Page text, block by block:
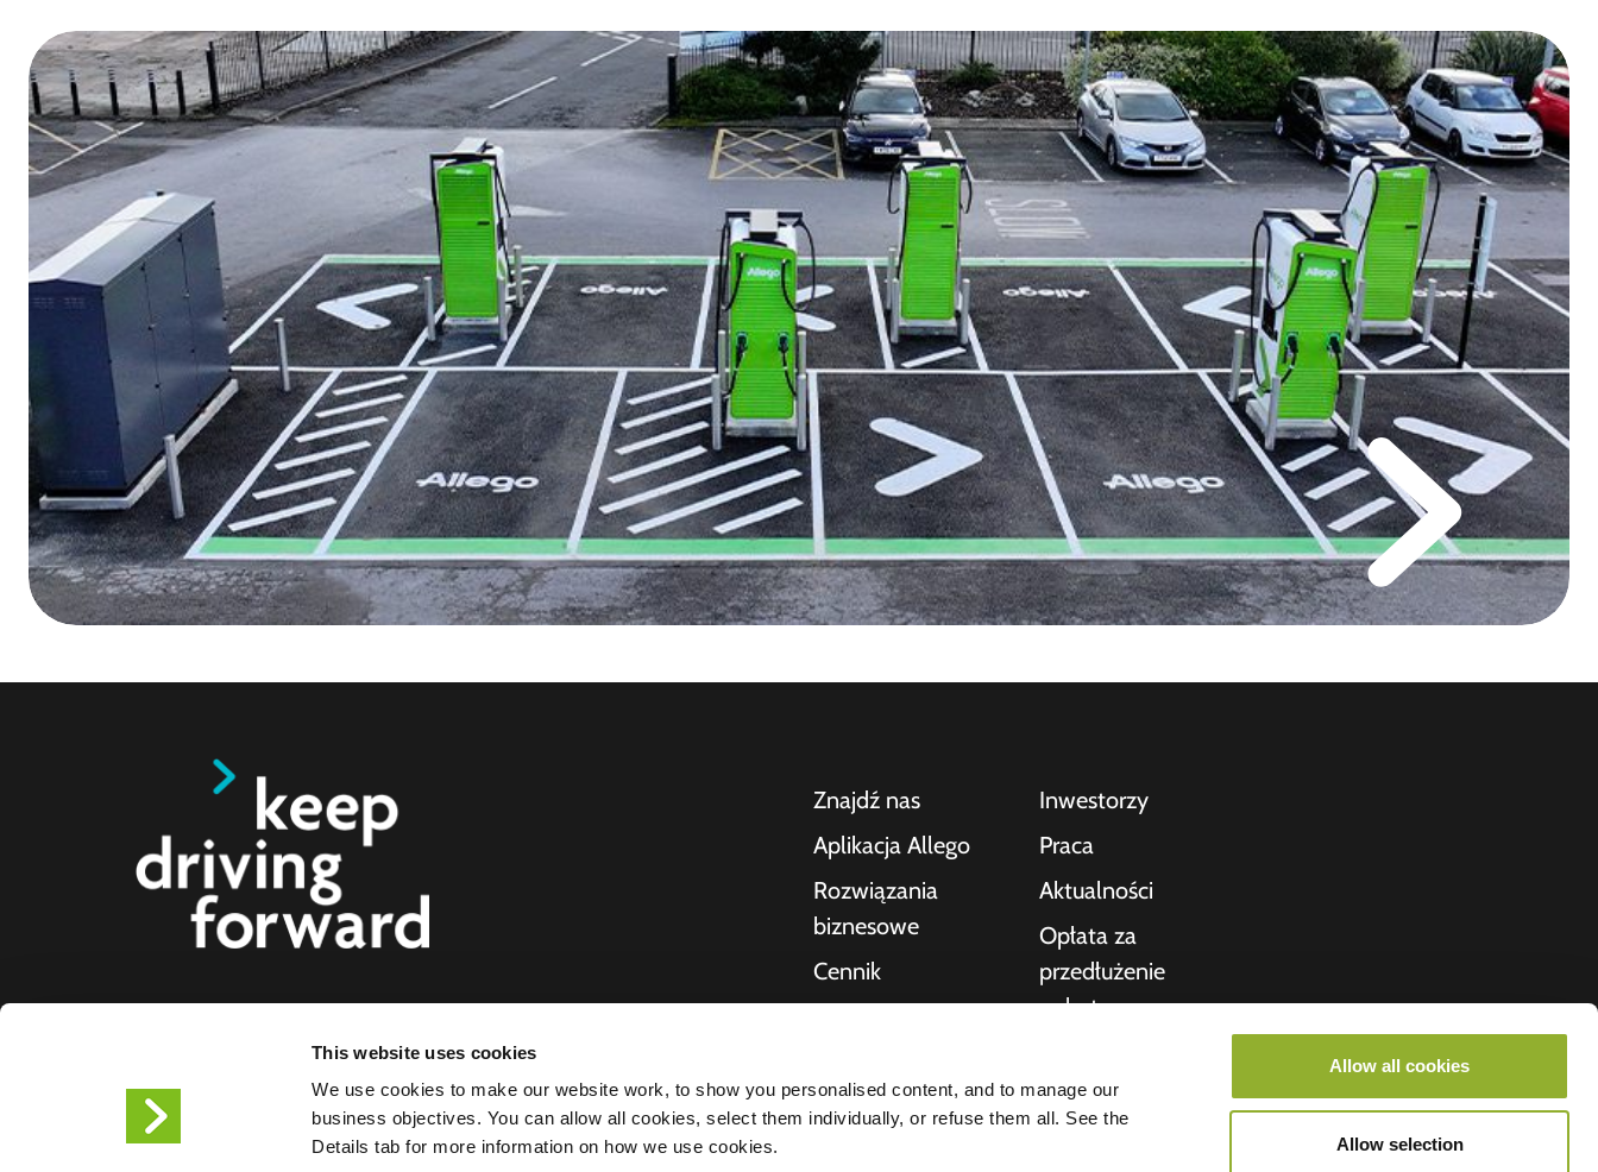
This website uses cookies
We use cookies to make our website work, to show you personalised content, and to manage our
business objectives. You can allow all cookies, select them individually, or refuse them all. See the
Details tab for more information on how we use cookies.
Allow all cookies
Allow selection
elektrycznych, motocykli, autobusów i ciężarówek dla konsumentów,
firm i miast. Nasze kompleksowe rozwiązania w zakresie ładowania
ułatwiają firmom i miastom dostarczanie infrastruktury potrzebnej
kierowcom pojazdów elektrycznych, a skalowalność naszych
Znajdź nas
Aplikacja Allego
Rozwiązania
biznesowe
Cennik
Dostawcy
Inwestorzy
Praca
Aktualności
Opłata za
przedłużenie
pobytu
O nas